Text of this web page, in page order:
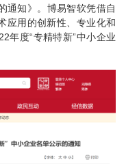
通知》。博易智软凭借自
应用的创新性、专业化和
年度“专精特新”中小企业